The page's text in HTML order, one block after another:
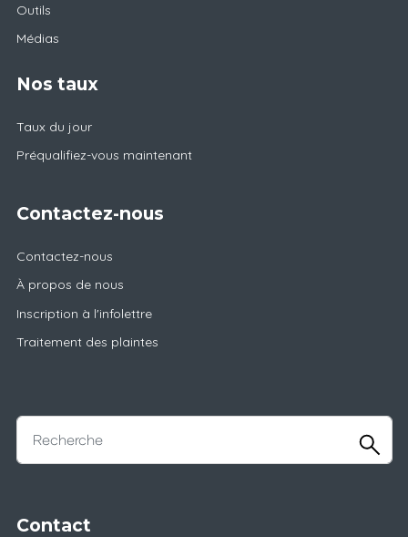
Outils
Médias
Nos taux
Taux du jour
Préqualifiez-vous maintenant
Contactez-nous
Contactez-nous
À propos de nous
Inscription à l'infolettre
Traitement des plaintes
Contact